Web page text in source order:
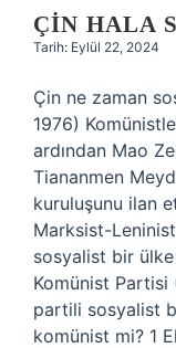
ÇIN HALA
Tarih: Eylül 22, 2024
Çin ne zaman
1976)
ardından Mao
Tiananmen
kuruluşunu ilan
Marksist-
sosyalist bir
Komünist Partisi
partili sosyalist
komünist mi? 1